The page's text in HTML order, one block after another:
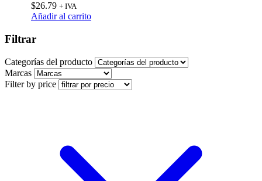
$26.79 + IVA
Añadir al carrito
Filtrar
Categorías del producto
Marcas
Filter by price